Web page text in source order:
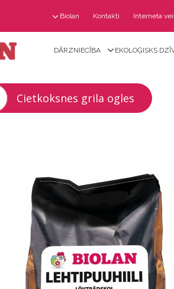
Biolan Kontakti Interneta
DĀRZNIECĪBA EKOLOĢISKS
Cietkoksnes grila ogles